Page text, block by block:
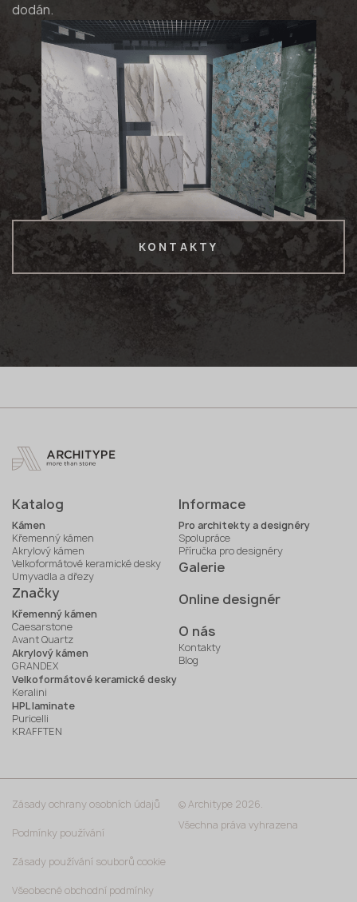
dodán.
KONTAKTY
Katalog
Kámen
Křemenný kámen
Akrylový kámen
Velkoformátové keramické desky
Umyvadla a dřezy
Značky
Křemenný kámen
Caesarstone
Avant Quartz
Akrylový kámen
GRANDEX
Velkoformátové keramické desky
Keralini
HPL laminate
Puricelli
KRAFFTEN
Informace
Pro architekty a designéry
Spolupráce
Příručka pro designéry
Galerie
Online designér
O nás
Kontakty
Blog
© Architype 2026.
Všechna práva vyhrazena
Zásady ochrany osobních údajů
Podmínky používání
Zásady používání souborů cookie
Všeobecné obchodní podmínky